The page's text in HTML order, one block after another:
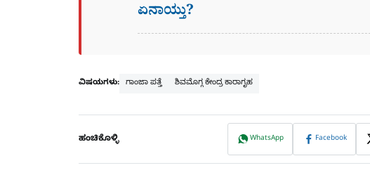
ಏನಾಯ್ತು?
ವಿಷಯಗಳು: ಗಾಂಜಾ ಪತ್ತೆ ಶಿವಮೊಗ್ಗ ಕೇಂದ್ರ ಕಾರಾಗೃಹ
ಹಂಚಿಕೊಳ್ಳಿ WhatsApp Facebook